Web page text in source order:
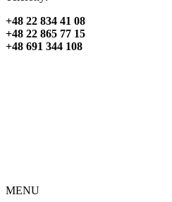
+48 22 834 41 08
+48 22 865 77 15
+48 691 344 108
MENU